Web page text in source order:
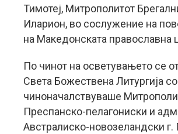
Тимотеј, Митрополитот
Иларион, во сослужение на
на Македонската православна
По чинот на осветувањето се
Света Божествена Литургија со
чиноначалствуваше
Преспанско-пелагониски и
Австралиско-новозеландски г.